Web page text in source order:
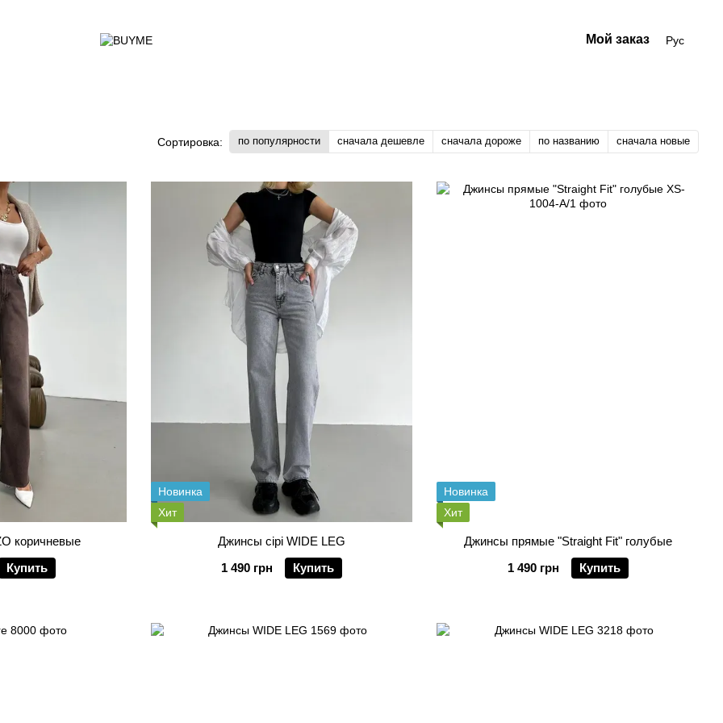
Мой заказ Рус
Сортировка: по популярности сначала дешевле сначала дороже по названию сначала новые
коричневые
Купить
Новинка
Хит
Джинсы сірі WIDE LEG
1 490 грн
Купить
Новинка
Хит
Джинсы прямые "Straight Fit" голубые
1 490 грн
Купить